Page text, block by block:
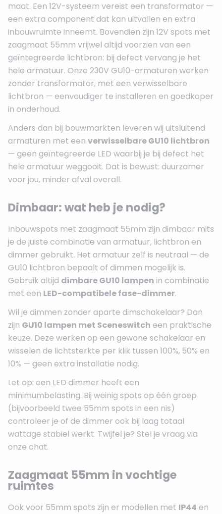
maat. Een 12V-systeem vereist een transformator —
een extra component dat kan uitvallen en extra
inbouwruimte inneemt. Bovendien zijn 12V spots met
zaagmaat 55mm vrijwel altijd voorzien van een
geïntegreerde lichtbron: bij defect vervang je het
hele armatuur. Onze 230V GU10-armaturen werken
zonder transformator, met een verwisselbare
lichtbron — eenvoudiger te installeren en goedkoper
in onderhoud.
Anders dan bij bouwmarkten leveren wij uitsluitend
armaturen met een verwisselbare GU10 lichtbron
— geen geïntegreerde LED waarbij je bij defect het
hele armatuur weggooit. Dat is bewust: duurzamer
voor jou, minder afval overall.
Dimbaar: wat heb je nodig?
Inbouwspots met zaagmaat 55mm zijn dimbaar mits
je de juiste combinatie van armatuur, lichtbron en
dimmer gebruikt. Het armatuur zelf is neutraal — de
GU10 lichtbron bepaalt of dimmen mogelijk is.
Gebruik altijd dimbare GU10 lampen in combinatie
met een LED-compatibele fase-dimmer.
Wil je dimmen zonder aparte dimschakelaar? Dan
zijn GU10 lampen met Sceneswitch een praktische
keuze. Deze werken op een gewone schakelaar en
wisselen de lichtsterkte per klik tussen 100%, 50% en
10% — geen extra installatie nodig.
Let op: een LED dimmer heeft een
minimumbelasting. Bij weinig spots op één groep
(bijvoorbeeld twee 55mm spots in een nis)
controleer je of de dimmer ook bij laag totaal
wattage stabiel werkt. Twijfel je? Stel je vraag via
onze chat.
Zaagmaat 55mm in vochtige
ruimtes
Ook voor 55mm spots zijn er modellen met IP44 en